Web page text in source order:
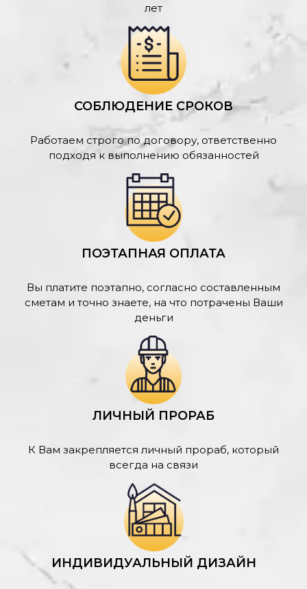
лет
СОБЛЮДЕНИЕ СРОКОВ
Работаем строго по договору, ответственно
подходя к выполнению обязанностей
ПОЭТАПНАЯ ОПЛАТА
Вы платите поэтапно, согласно составленным
сметам и точно знаете, на что потрачены Ваши
деньги
ЛИЧНЫЙ ПРОРАБ
К Вам закрепляется личный прораб, который
всегда на связи
ИНДИВИДУАЛЬНЫЙ ДИЗАЙН